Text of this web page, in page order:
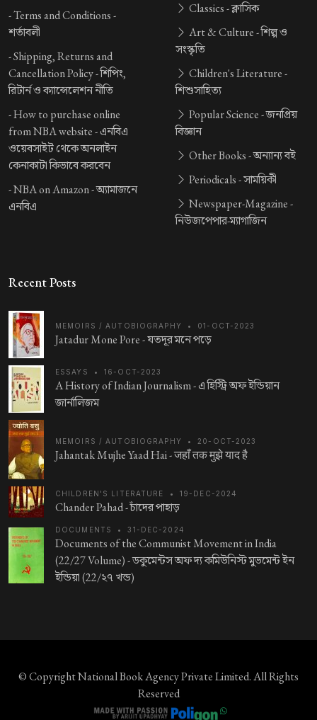
-Terms and Conditions -
শর্তাবলী
-Shipping, Returns and
Cancellation Policy -শিপিং,
রিটার্ন ও ক্যান্সেলেশন নীতি
-How to purchase online
from NBA website -এনবিএ
ওয়েবসাইট থেকে অনলাইন
কেনাকাটা কিভাবে করবেন
-NBA on Amazon -অ্যামাজনে
এনবিএ
Classics -ক্লাসিক
Art & Culture -শিল্প ও
সংস্কৃতি
Children's Literature -
শিশুসাহিত্য
Popular Science -জনপ্রিয়
বিজ্ঞান
Other Books -অন্যান্য বই
Periodicals -সাময়িকী
Newspaper-Magazine -
নিউজপেপার-ম্যাগাজিন
Recent Posts
MEMOIRS / AUTOBIOGRAPHY • 01-OCT-2023
Jatadur Mone Pore -যতদূর মনে পড়ে
ESSAYS • 16-OCT-2023
A History of Indian Journalism -এ হিস্ট্রি অফ ইন্ডিয়ান
জার্নালিজম
MEMOIRS / AUTOBIOGRAPHY • 20-OCT-2023
Jahantak Mujhe Yaad Hai -जहाँ तक मुझे याद है
CHILDREN'S LITERATURE • 19-DEC-2024
Chander Pahad -চাঁদের পাহাড়
DOCUMENTS • 31-DEC-2024
Documents of the Communist Movement in India
(22/27 Volume) -ডকুমেন্টস অফ দ্য কমিউনিস্ট মুভমেন্ট ইন
ইন্ডিয়া (22/২৭ খন্ড)
© CopyrightNational Book Agency Private Limited. All Rights
Reserved